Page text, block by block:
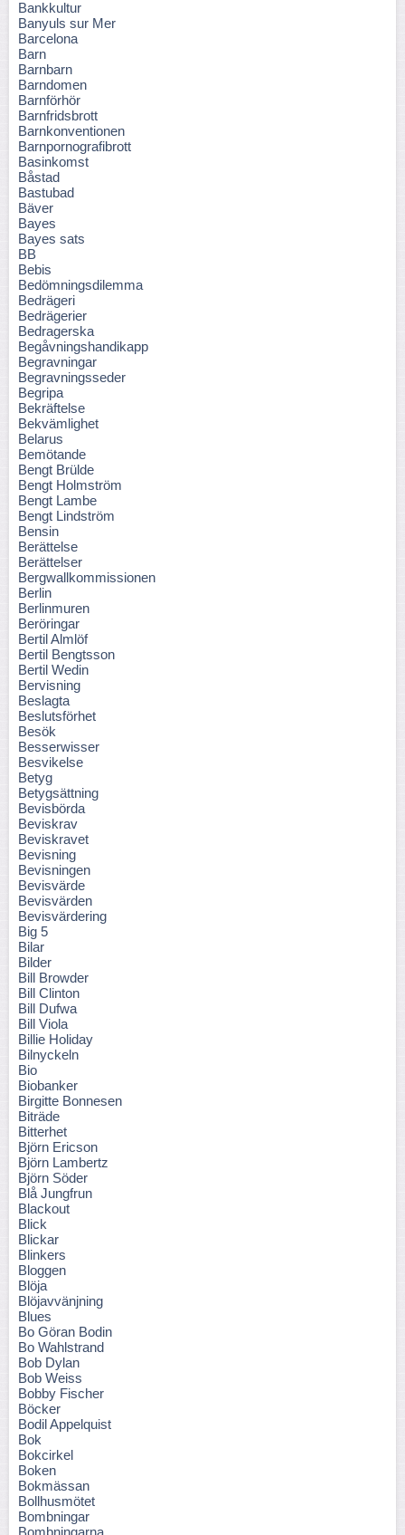
Bankkultur
Banyuls sur Mer
Barcelona
Barn
Barnbarn
Barndomen
Barnförhör
Barnfridsbrott
Barnkonventionen
Barnpornografibrott
Basinkomst
Båstad
Bastubad
Bäver
Bayes
Bayes sats
BB
Bebis
Bedömningsdilemma
Bedrägeri
Bedrägerier
Bedragerska
Begåvningshandikapp
Begravningar
Begravningsseder
Begripa
Bekräftelse
Bekvämlighet
Belarus
Bemötande
Bengt Brülde
Bengt Holmström
Bengt Lambe
Bengt Lindström
Bensin
Berättelse
Berättelser
Bergwallkommissionen
Berlin
Berlinmuren
Beröringar
Bertil Almlöf
Bertil Bengtsson
Bertil Wedin
Bervisning
Beslagta
Beslutsförhet
Besök
Besserwisser
Besvikelse
Betyg
Betygsättning
Bevisbörda
Beviskrav
Beviskravet
Bevisning
Bevisningen
Bevisvärde
Bevisvärden
Bevisvärdering
Big 5
Bilar
Bilder
Bill Browder
Bill Clinton
Bill Dufwa
Bill Viola
Billie Holiday
Bilnyckeln
Bio
Biobanker
Birgitte Bonnesen
Biträde
Bitterhet
Björn Ericson
Björn Lambertz
Björn Söder
Blå Jungfrun
Blackout
Blick
Blickar
Blinkers
Bloggen
Blöja
Blöjavvänjning
Blues
Bo Göran Bodin
Bo Wahlstrand
Bob Dylan
Bob Weiss
Bobby Fischer
Böcker
Bodil Appelquist
Bok
Bokcirkel
Boken
Bokmässan
Bollhusmötet
Bombningar
Bombningarna